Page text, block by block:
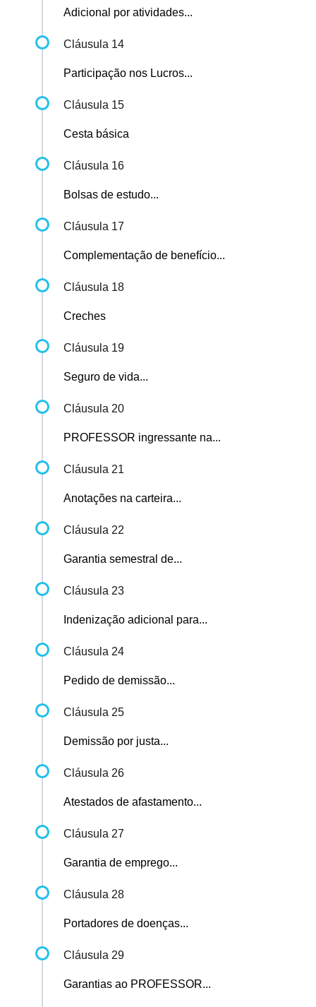
Adicional por atividades...
Cláusula 14
Participação nos Lucros...
Cláusula 15
Cesta básica
Cláusula 16
Bolsas de estudo...
Cláusula 17
Complementação de benefício...
Cláusula 18
Creches
Cláusula 19
Seguro de vida...
Cláusula 20
PROFESSOR ingressante na...
Cláusula 21
Anotações na carteira...
Cláusula 22
Garantia semestral de...
Cláusula 23
Indenização adicional para...
Cláusula 24
Pedido de demissão...
Cláusula 25
Demissão por justa...
Cláusula 26
Atestados de afastamento...
Cláusula 27
Garantia de emprego...
Cláusula 28
Portadores de doenças...
Cláusula 29
Garantias ao PROFESSOR...